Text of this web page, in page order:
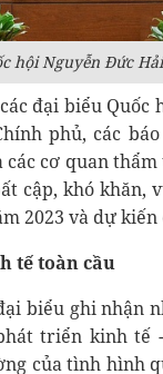
hội Nguyễn Đức
đại biểu
phủ, các
các cơ quan
cập, khó khăn,
2023 và dự kiến
tế toàn cầu
biểu ghi nhận
triển kinh tế
của tình hình